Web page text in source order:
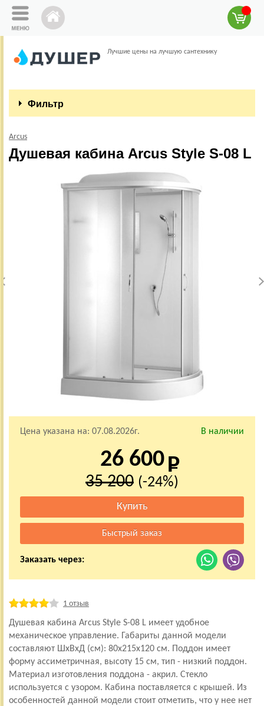
Лучшие цены на лучшую сантехнику
Фильтр
Arcus
Душевая кабина Arcus Style S-08 L
Цена указана на: 07.08.2026г. В наличии
26 600
35 200 (-24%)
Заказать через:
1 отзыв
Душевая кабина Arcus Style S-08 L имеет удобное
механическое управление. Габариты данной модели
составляют ШхВхД (см): 80x215x120 см. Поддон имеет
форму ассиметричная, высоту 15 см, тип - низкий поддон.
Материал изготовления поддона - акрил. Стекло
используется с узором. Кабина поставляется с крышей. Из
особенностей данной модели стоит отметить, что у нее нет